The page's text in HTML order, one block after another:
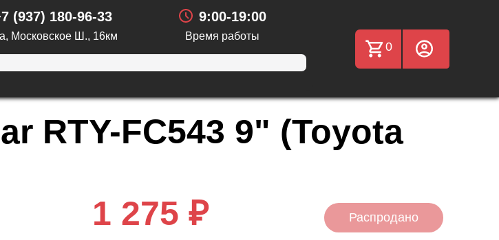
(937) 180-96-33
Московское Ш., 16км
9:00-19:00
Время работы
0
RTY-FC543 9" (Toyota
1 275 ₽
Распродано